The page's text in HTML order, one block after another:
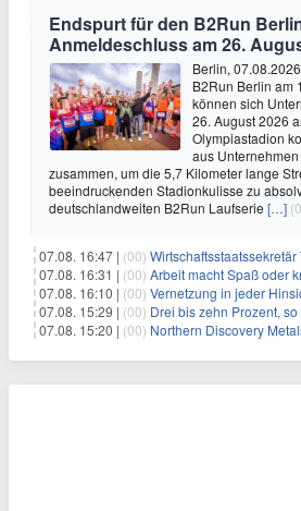
Endspurt für den B2Run
Anmeldeschluss am 26.
Berlin,
B2Run Berlin am
können sich
26. August 2026
Olympiastadion
aus
zusammen, um die 5,7 Kilometer lange
beeindruckenden Stadionkulisse zu
deutschlandweiten B2Run Laufserie […]
07.08. 16:47 | (00) Wirtschaftsstaatssekretär Thomas Dörflinger
07.08. 16:31 | (00) Arbeit macht Spaß oder
07.08. 16:10 | (00) Vernetzung in jeder Hinsicht –
07.08. 15:29 | (00) Drei bis zehn Prozent, so viel
07.08. 15:20 | (00) Northern Discovery Metals gibt die